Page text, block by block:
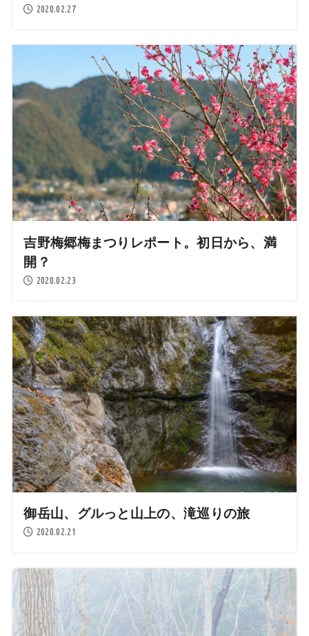
2020.02.27
吉野梅郷梅まつりレポート。初日から、満
開？
2020.02.23
御岳山、グルっと山上の、滝巡りの旅
2020.02.21